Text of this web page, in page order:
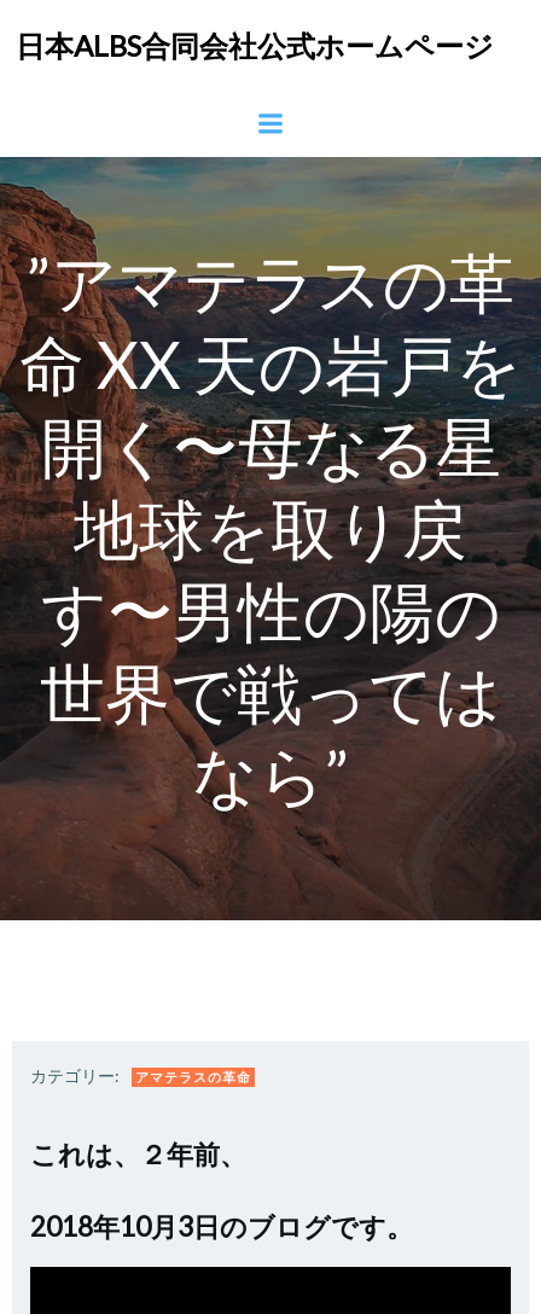
ン
ツ
へ
プ
日本ALBS合同会社公式ホームページ
”アマテラスの革
命 XX 天の岩戸を
開く〜母なる星
地球を取り戻
す〜男性の陽の
世界で戦っては
なら”
カテゴリー: アマテラスの革命
これは、２年前、
2018年10月3日のブログです。